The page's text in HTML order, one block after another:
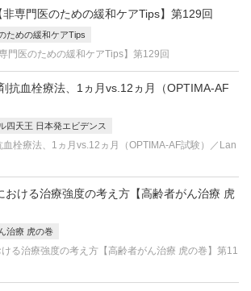
専門医のための緩和ケアTips】第129回
ための緩和ケアTips
門医のための緩和ケアTips】第129回
抗血栓療法、1ヵ月vs.12ヵ月（OPTIMA-AF
四天王 日本発エビデンス
栓療法、1ヵ月vs.12ヵ月（OPTIMA-AF試験）／Lan
おける治療強度の考え方【高齢者がん治療 虎
治療 虎の巻
る治療強度の考え方【高齢者がん治療 虎の巻】第11